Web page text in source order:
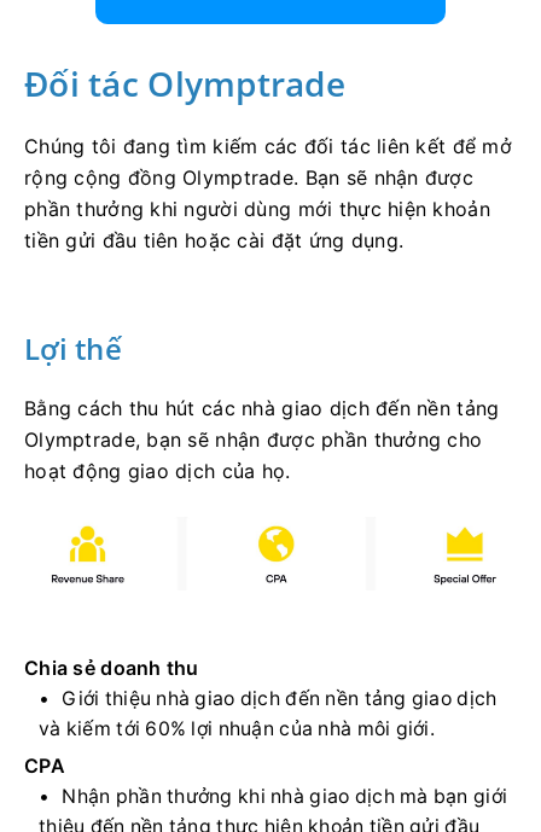
Đối tác Olymptrade
Chúng tôi đang tìm kiếm các đối tác liên kết để mở
rộng cộng đồng Olymptrade. Bạn sẽ nhận được
phần thưởng khi người dùng mới thực hiện khoản
tiền gửi đầu tiên hoặc cài đặt ứng dụng.
Lợi thế
Bằng cách thu hút các nhà giao dịch đến nền tảng
Olymptrade, bạn sẽ nhận được phần thưởng cho
hoạt động giao dịch của họ.
Chia sẻ doanh thu
Giới thiệu nhà giao dịch đến nền tảng giao dịch
và kiếm tới 60% lợi nhuận của nhà môi giới.
CPA
Nhận phần thưởng khi nhà giao dịch mà bạn giới
thiệu đến nền tảng thực hiện khoản tiền gửi đầu